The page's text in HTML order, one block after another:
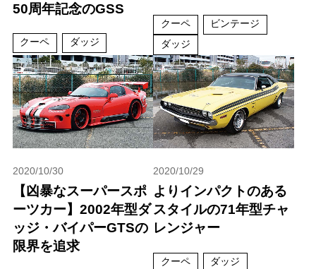
50周年記念のGSS
クーペ ダッジ
クーペ
ビンテージ
ダッジ
2020/10/30
【凶暴なスーパースポ
ーツカー】2002年型ダ
ッジ・バイパーGTSの
限界を追求
2020/10/29
よりインパクトのある
スタイルの71年型チャ
レンジャー
クーペ ダッジ